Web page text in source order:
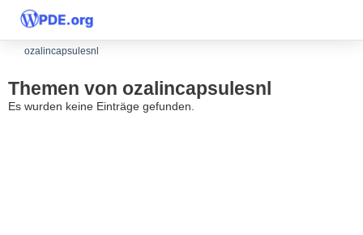
ozalincapsulesnl
Themen von ozalincapsulesnl
Es wurden keine Einträge gefunden.